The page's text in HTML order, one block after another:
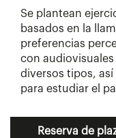
Se plantean
basados en la
preferencias
con
diversos tipos,
para estudiar el
Reserva de